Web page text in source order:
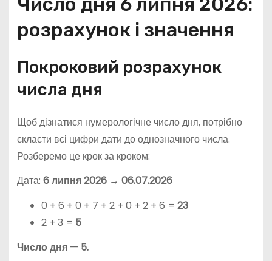
розрахунок і значення
Покроковий розрахунок
числа дня
Щоб дізнатися нумерологічне число дня, потрібно
скласти всі цифри дати до однозначного числа.
Розберемо це крок за кроком:
Дата: 6 липня 2026→ 06.07.2026
0 + 6 + 0 + 7 + 2 + 0 + 2 + 6 = 23
2 + 3 = 5
Число дня — 5.